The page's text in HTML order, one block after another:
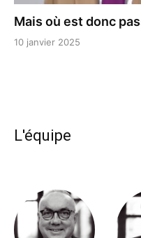
Mais où est donc
10 janvier 2025
L'équipe